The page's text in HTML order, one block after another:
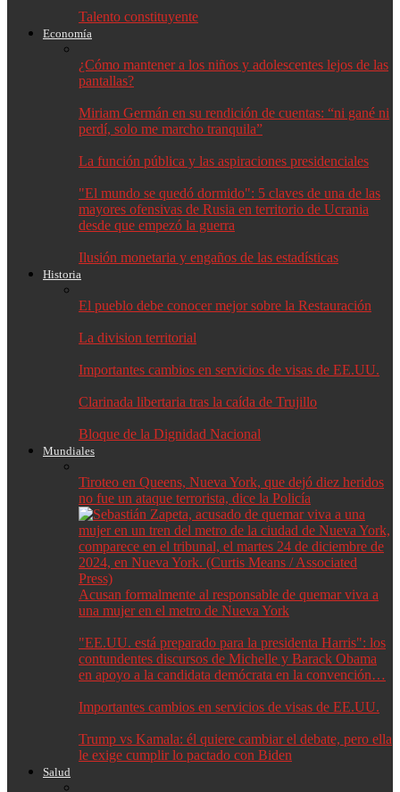
Talento constituyente
Economía
¿Cómo mantener a los niños y adolescentes lejos de las
pantallas?
Miriam Germán en su rendición de cuentas: “ni gané ni
perdí, solo me marcho tranquila”
La función pública y las aspiraciones presidenciales
"El mundo se quedó dormido": 5 claves de una de las
mayores ofensivas de Rusia en territorio de Ucrania
desde que empezó la guerra
Ilusión monetaria y engaños de las estadísticas
Historia
El pueblo debe conocer mejor sobre la Restauración
La division territorial
Importantes cambios en servicios de visas de EE.UU.
Clarinada libertaria tras la caída de Trujillo
Bloque de la Dignidad Nacional
Mundiales
Tiroteo en Queens, Nueva York, que dejó diez heridos
no fue un ataque terrorista, dice la Policía
Acusan formalmente al responsable de quemar viva a
una mujer en el metro de Nueva York
"EE.UU. está preparado para la presidenta Harris": los
contundentes discursos de Michelle y Barack Obama
en apoyo a la candidata demócrata en la convención…
Importantes cambios en servicios de visas de EE.UU.
Trump vs Kamala: él quiere cambiar el debate, pero ella
le exige cumplir lo pactado con Biden
Salud